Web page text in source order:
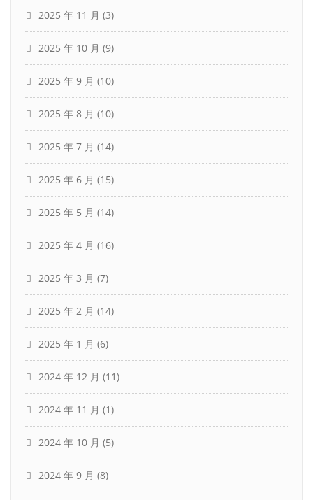
2025 年 11 月 (3)
2025 年 10 月 (9)
2025 年 9 月 (10)
2025 年 8 月 (10)
2025 年 7 月 (14)
2025 年 6 月 (15)
2025 年 5 月 (14)
2025 年 4 月 (16)
2025 年 3 月 (7)
2025 年 2 月 (14)
2025 年 1 月 (6)
2024 年 12 月 (11)
2024 年 11 月 (1)
2024 年 10 月 (5)
2024 年 9 月 (8)